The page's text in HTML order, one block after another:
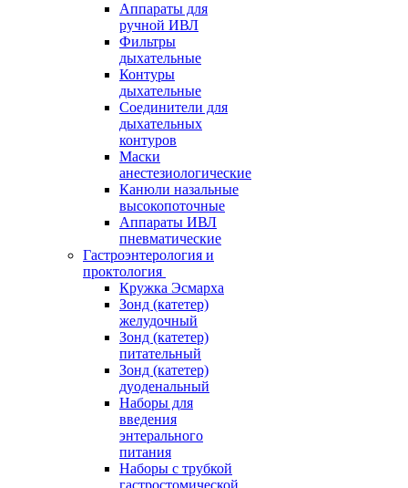
Аппараты для
ручной ИВЛ
Фильтры
дыхательные
Контуры
дыхательные
Соединители для
дыхательных
контуров
Маски
анестезиологические
Канюли назальные
высокопоточные
Аппараты ИВЛ
пневматические
Гастроэнтерология и
проктология
Кружка Эсмарха
Зонд (катетер)
желудочный
Зонд (катетер)
питательный
Зонд (катетер)
дуоденальный
Наборы для
введения
энтерального
питания
Наборы с трубкой
гастростомической